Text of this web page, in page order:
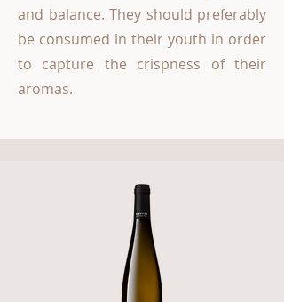
and balance. They should preferably
be consumed in their youth in order
to capture the crispness of their
aromas.